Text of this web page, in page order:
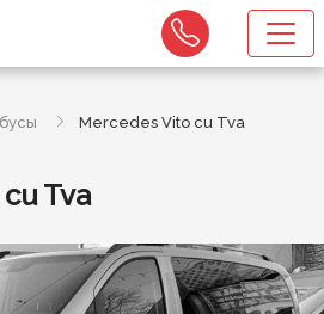
Mercedes Vito cu Tva
Tva